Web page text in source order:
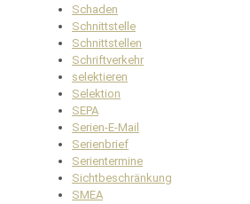
Schaden
Schnittstelle
Schnittstellen
Schriftverkehr
selektieren
Selektion
SEPA
Serien-E-Mail
Serienbrief
Serientermine
Sichtbeschränkung
SMEA